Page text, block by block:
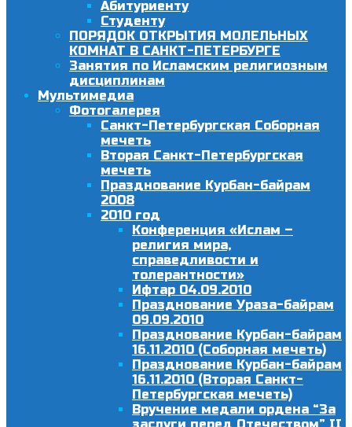
Абитуриенту
Студенту
ПОРЯДОК ОТКРЫТИЯ МОЛЕЛЬНЫХ
КОМНАТ В САНКТ-ПЕТЕРБУРГЕ
Занятия по Исламским религиозным
дисциплинам
Мультимедиа
Фотогалерея
Санкт-Петербургская Соборная
мечеть
Вторая Санкт-Петербургская
мечеть
Празднование Курбан-байрам
2008
2010 год
Конференция «Ислам –
религия мира,
справедливости и
толерантности»
Ифтар 04.09.2010
Празднование Ураза-байрам
09.09.2010
Празднование Курбан-байрам
16.11.2010 (Соборная мечеть)
Празднование Курбан-байрам
16.11.2010 (Вторая Санкт-
Петербургская мечеть)
Вручение медали ордена “За